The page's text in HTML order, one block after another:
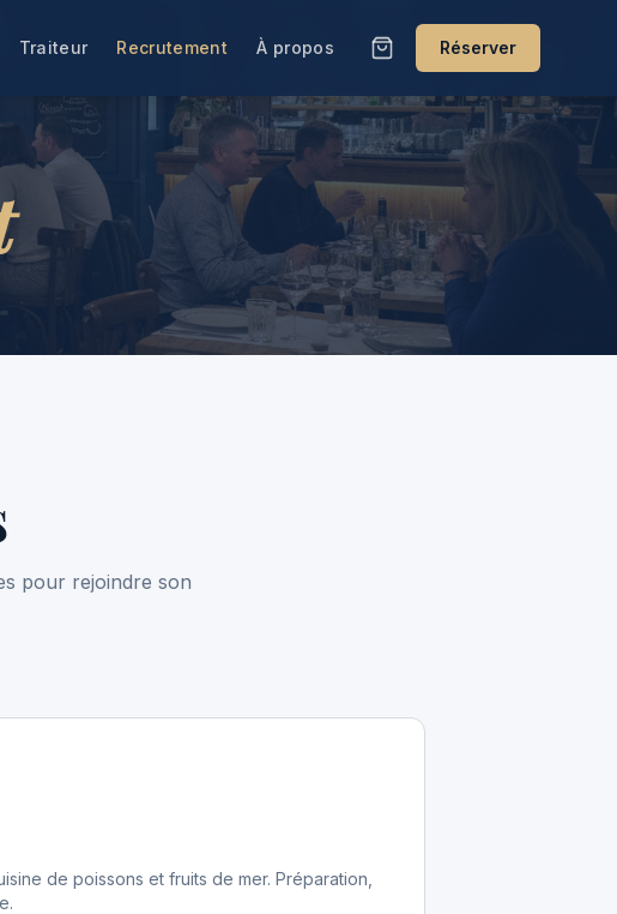
Traiteur Recrutement À propos Réserver
pour rejoindre son
de poissons et fruits de mer. Préparation,